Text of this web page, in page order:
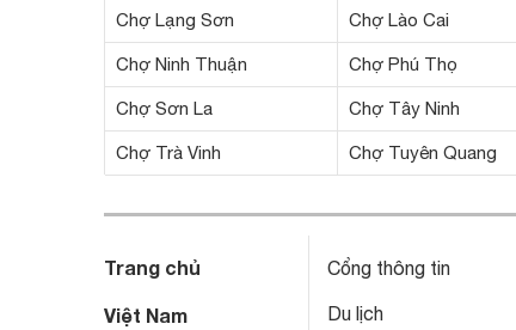
Chợ Lạng Sơn Chợ Lào Cai
Chợ Ninh Thuận Chợ Phú Thọ
Chợ Sơn La Chợ Tây Ninh
Chợ Trà Vinh Chợ Tuyên Quang
Trang chủ
Việt Nam
Cổng thông tin
Du lịch